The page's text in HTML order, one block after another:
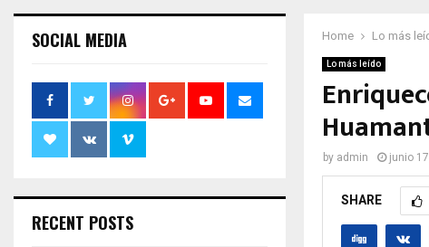
Home Lo más
Lo más leído
by admin junio
SHARE
SOCIAL MEDIA
RECENT POSTS